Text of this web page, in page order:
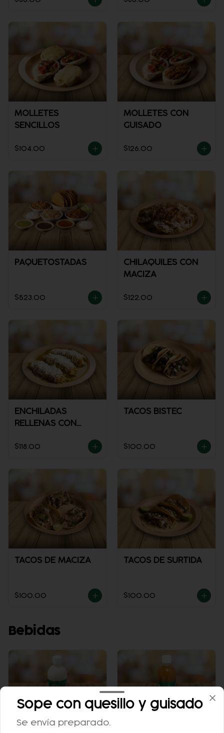
MOLLETES
SENCILLOS
$104.00
MOLLETES CON
GUISADO
$126.00
PAQUETOSTADAS
$523.00
CHILAQUILES CON
MACIZA
$122.00
ENCHILADAS
RELLENAS CON
$118.00
TACOS BISTEC
$100.00
TACOS DE MACIZA
$100.00
TACOS DE SURTIDA
$100.00
Bebidas
Sope con quesillo y guisado
Se envía preparado.